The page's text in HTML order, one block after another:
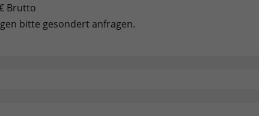
Brutto
bitte gesondert anfragen.